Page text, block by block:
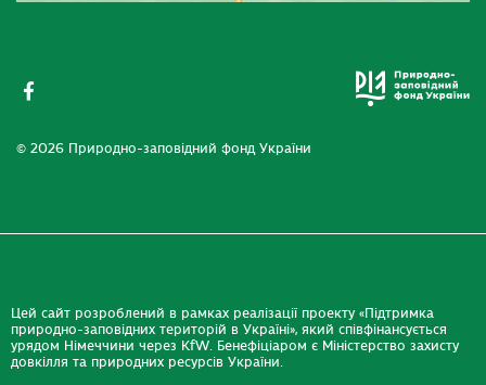
© 2026 Природно-заповідний фонд України
Цей сайт розроблений в рамках реалізації проекту «Підтримка
природно-заповідних територій в Україні», який співфінансується
урядом Німеччини через KfW. Бенефіціаром є Міністерство захисту
довкілля та природних ресурсів України.